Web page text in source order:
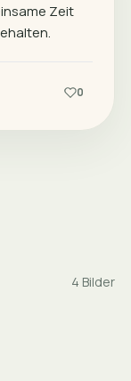
Zeit
0
4 Bilder